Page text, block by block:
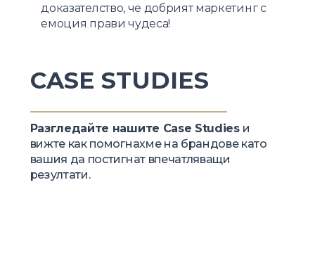
доказателство, че добрият маркетинг с
емоция прави чудеса!
CASE STUDIES
Разгледайте нашите Case Studies и
вижте как помогнахме на брандове като
вашия да постигнат впечатляващи
резултати.